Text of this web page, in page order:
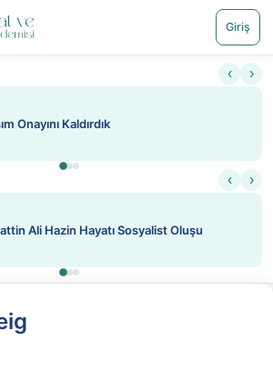
Giriş
‹ ›
Onayını Kaldırdık
‹ ›
Ali Hazin Hayatı Sosyalist Oluşu